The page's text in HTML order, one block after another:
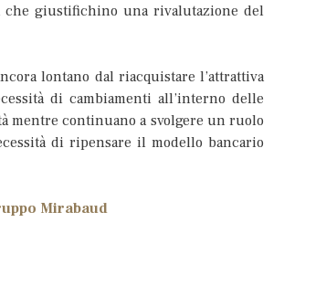
giustifichino una rivalutazione del
lontano dal riacquistare l’attrattiva
di cambiamenti all’interno delle
mentre continuano a svolgere un ruolo
di ripensare il modello bancario
Mirabaud